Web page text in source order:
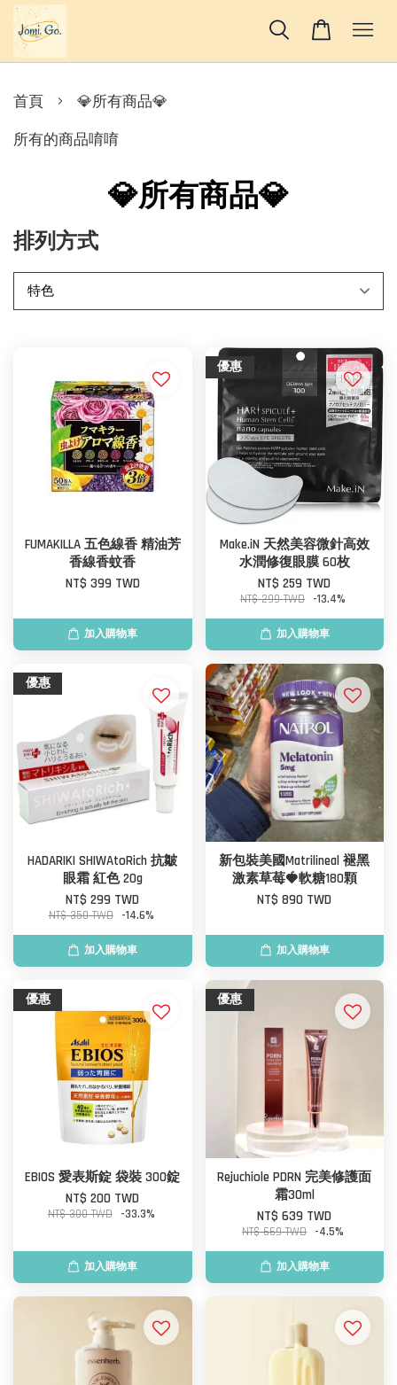
首頁 ›
💎所有商品💎
所有的商品唷唷
💎所有商品💎
排列方式
FUMAKILLA 五色線香 精油芳
香線香蚊香
NT$ 399 TWD
加入購物車
優惠
Make.iN 天然美容微針高效
水潤修復眼膜 60枚
NT$ 259 TWD
NT$ 299 TWD -13.4%
加入購物車
優惠
HADARIKI SHIWAtoRich 抗皺
眼霜 紅色 20g
NT$ 299 TWD
NT$ 350 TWD -14.6%
加入購物車
新包裝美國Matrilineal 褪黑
激素草莓🍓軟糖180顆
NT$ 890 TWD
加入購物車
優惠
EBIOS 愛表斯錠 袋裝 300錠
NT$ 200 TWD
NT$ 300 TWD -33.3%
加入購物車
優惠
Rejuchiole PDRN 完美修護面
霜30ml
NT$ 639 TWD
NT$ 669 TWD -4.5%
加入購物車